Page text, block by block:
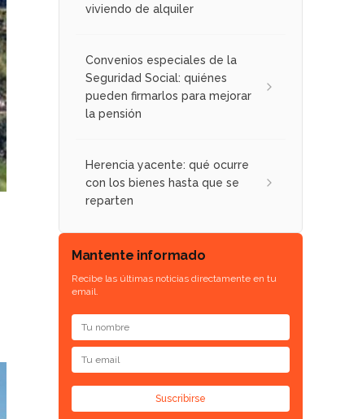
viviendo de alquiler
Convenios especiales de la
Seguridad Social: quiénes
pueden firmarlos para mejorar
la pensión
Herencia yacente: qué ocurre
con los bienes hasta que se
reparten
Mantente informado
Recibe las últimas noticias directamente en tu
email.
Suscribirse